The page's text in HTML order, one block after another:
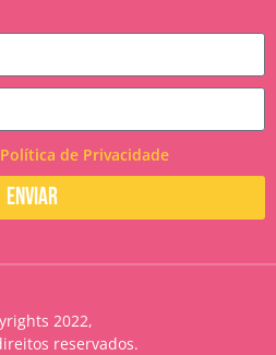
Política de Privacidade
Enviar
2022,
reservados.